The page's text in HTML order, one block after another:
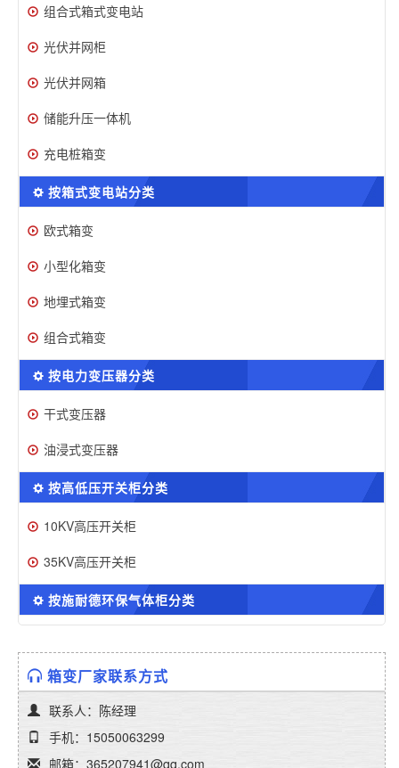
组合式箱式变电站
光伏并网柜
光伏并网箱
储能升压一体机
充电桩箱变
按箱式变电站分类
欧式箱变
小型化箱变
地埋式箱变
组合式箱变
按电力变压器分类
干式变压器
油浸式变压器
按高低压开关柜分类
10KV高压开关柜
35KV高压开关柜
按施耐德环保气体柜分类
箱变厂家联系方式
联系人：陈经理
手机：15050063299
邮箱：365207941@qq.com